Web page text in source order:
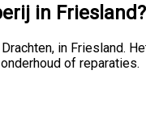
in Friesland?
in Friesland.
of reparaties.